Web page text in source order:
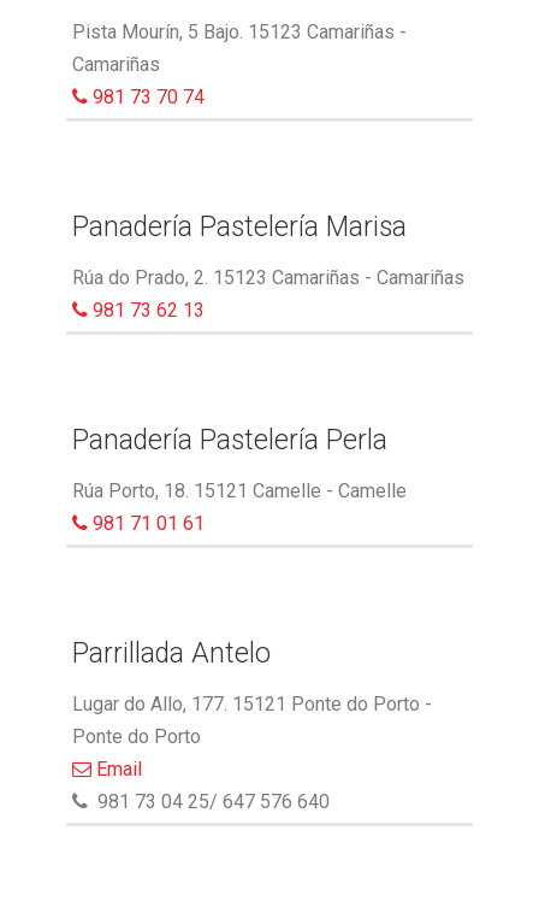
Pista Mourín, 5 Bajo. 15123 Camariñas -
Camariñas
981 73 70 74
Panadería Pastelería Marisa
Rúa do Prado, 2. 15123 Camariñas - Camariñas
981 73 62 13
Panadería Pastelería Perla
Rúa Porto, 18. 15121 Camelle - Camelle
981 71 01 61
Parrillada Antelo
Lugar do Allo, 177. 15121 Ponte do Porto -
Ponte do Porto
Email
981 73 04 25/ 647 576 640